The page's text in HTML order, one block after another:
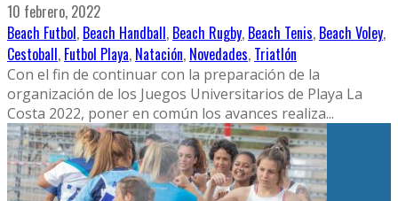
10 febrero, 2022
Beach Futbol, Beach Handball, Beach Rugby, Beach Tenis, Beach Voley,
Cestoball, Futbol Playa, Natación, Novedades, Triatlón
Con el fin de continuar con la preparación de la
organización de los Juegos Universitarios de Playa La
Costa 2022, poner en común los avances realiza...